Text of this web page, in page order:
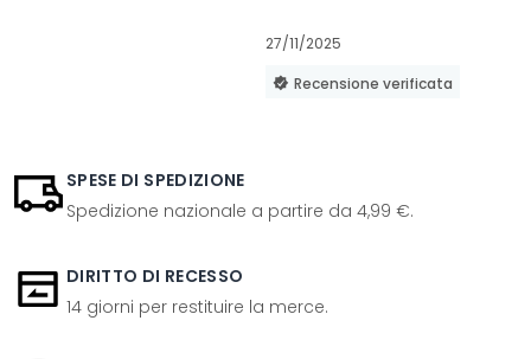
27/11/2025
Recensione verificata
SPESE DI SPEDIZIONE
Spedizione nazionale a partire da 4,99 €.
DIRITTO DI RECESSO
14 giorni per restituire la merce.